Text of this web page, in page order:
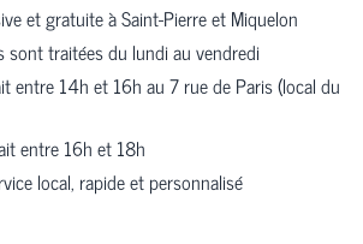
et gratuite à Saint-Pierre et Miquelon
sont traitées du lundi au vendredi
entre 14h et 16h au 7 rue de Paris (local du
entre 16h et 18h
local, rapide et personnalisé